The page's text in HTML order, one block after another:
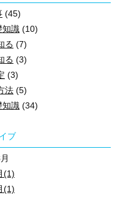
(45)
知識 (10)
る (7)
る (3)
(3)
法 (5)
知識 (34)
ブ
(1)
(1)
宅を見る際も、駅距離や土
ーはこちら
入居後の暮らしやすさに大き
宅を見る際は、西武池袋線
る背景
る背景には、脱炭素社会の実
の排出を実質ゼロにする目
できる補助金制度
タイミング
まいを決める大きな節目です
全な通学路の確保を重視しま
生活になるタイミング
初に確認したいこと
いくらで売れるか」だけ
場合は、売却代金でロー
売るかどうか」より先に
積）とは
件によって延べ床面積に算
も解説
等級4に加えて等級5、6、7
：
素をはじめとする温室効果
にするのではなく、削減し
ーボンニュートラルとは」
ニュートラル」って何です
られる理由
大の理由は、地球温暖化に
格とは別に、さまざまな初
宅タイプ別の「手持ち金（
フラット３５利用者調査」
建築に関わる手続きが多く
な初期費用の目安や自己資
ンの組み方
を解説します。
とは
新築）